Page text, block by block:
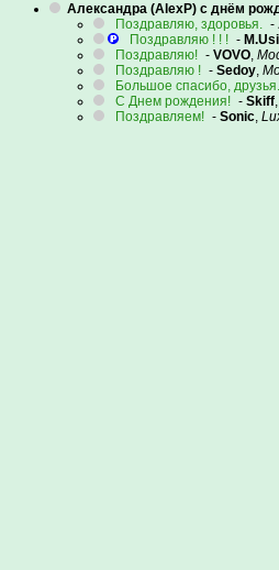
Александра (AlexP) с днём
Поздравляю, здоровья. -
Поздравляю ! ! ! -
Поздравляю! - VOVO,
Поздравляю ! - Sedoy,
Большое спасибо,
С Днем рождения! - Skiff
Поздравляем! - Sonic,